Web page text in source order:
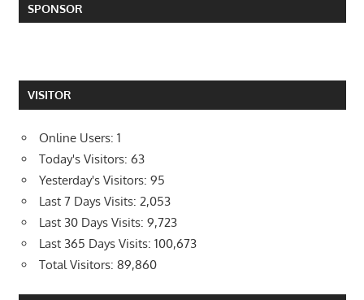
SPONSOR
VISITOR
Online Users: 1
Today's Visitors: 63
Yesterday's Visitors: 95
Last 7 Days Visits: 2,053
Last 30 Days Visits: 9,723
Last 365 Days Visits: 100,673
Total Visitors: 89,860